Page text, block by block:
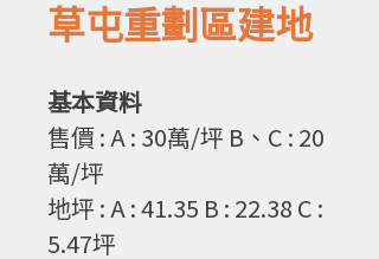
草屯重劃區建地
基本資料
售價 : A : 30萬/坪 B、C : 20
萬/坪
地坪 : A : 41.35 B : 22.38 C :
5.47坪